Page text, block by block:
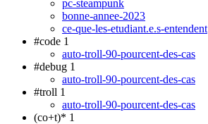
pc-steampunk
bonne-annee-2023
ce-que-les-etudiant.e.s-entendent
#code 1
auto-troll-90-pourcent-des-cas
#debug 1
auto-troll-90-pourcent-des-cas
#troll 1
auto-troll-90-pourcent-des-cas
(co+t)* 1